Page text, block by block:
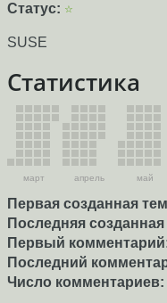
Статус: ☆
SUSE
Статистика
март апрель май
Первая созданная
Последняя созданная
Первый
Последний
Число комментариев: